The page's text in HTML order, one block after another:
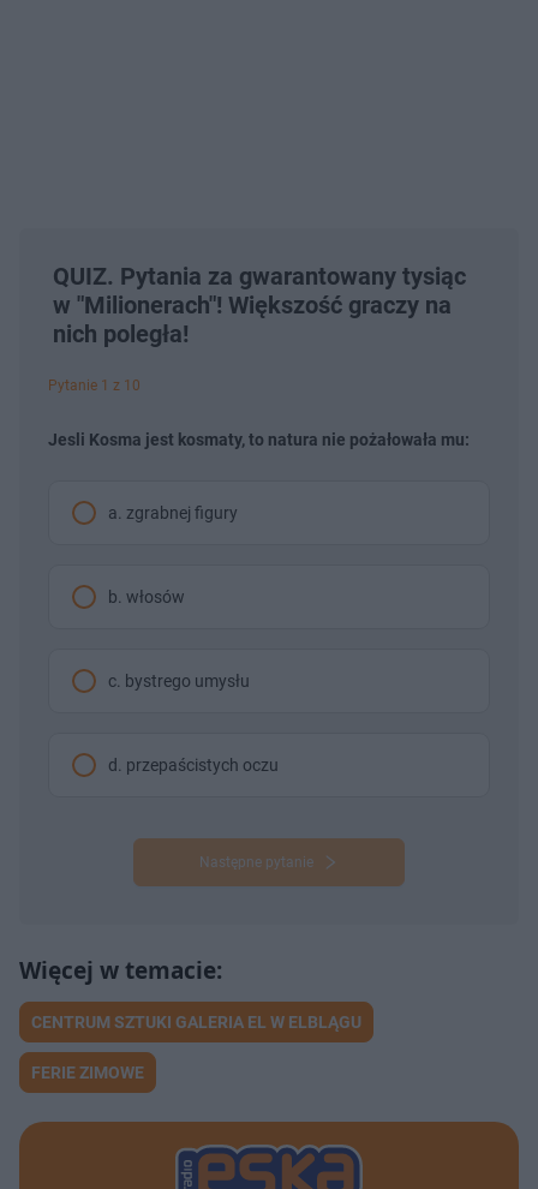
QUIZ. Pytania za gwarantowany tysiąc
w "Milionerach"! Większość graczy na
nich poległa!
Pytanie 1 z 10
Jesli Kosma jest kosmaty, to natura nie pożałowała mu:
a. zgrabnej figury
b. włosów
c. bystrego umysłu
d. przepaścistych oczu
Następne pytanie
CENTRUM SZTUKI GALERIA EL W ELBLĄGU
FERIE ZIMOWE